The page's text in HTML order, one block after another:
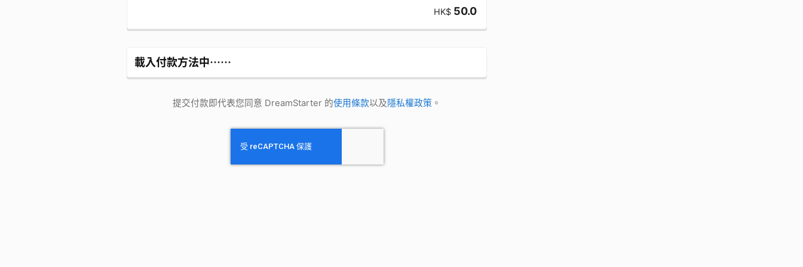
HK$ 50.0
載入付款方法中⋯⋯
提交付款即代表您同意 DreamStarter 的使用條款以及隱私權政策 。